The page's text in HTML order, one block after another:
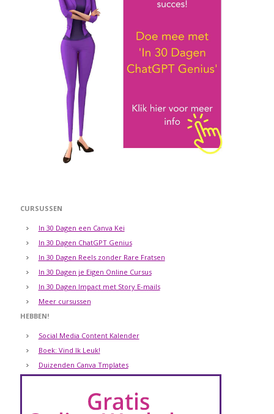
CURSUSSEN
In 30 Dagen een Canva Kei
In 30 Dagen ChatGPT Genius
In 30 Dagen Reels zonder Rare Fratsen
In 30 Dagen je Eigen Online Cursus
In 30 Dagen Impact met Story E-mails
Meer cursussen
HEBBEN!
Social Media Content Kalender
Boek: Vind Ik Leuk!
Duizenden Canva Tmplates